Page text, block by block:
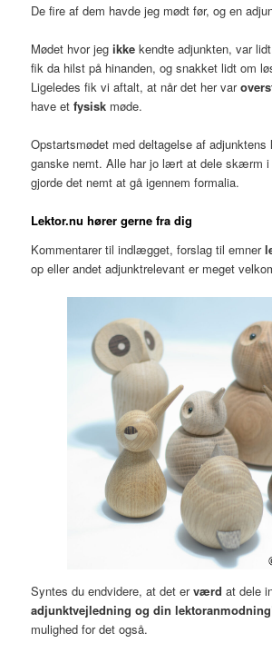
De fire af dem havde jeg mødt før, og en
Mødet hvor jegikkekendte adjunkten, var
fik da hilst på hinanden, og snakket lidt om
Ligeledes fik vi aftalt, at når det her var
have etfysisk møde.
Opstartsmødet med deltagelse af adjunktens
ganske nemt. Alle har jo lært at dele skærm i
gjorde det nemt at gå igennem formalia.
Lektor.nu hører gerne fra dig
Kommentarer til indlægget, forslag til emner
op eller andet adjunktrelevant er meget
Syntes du endvidere, at det erværdat dele
adjunktvejledning og din
mulighed for det også.